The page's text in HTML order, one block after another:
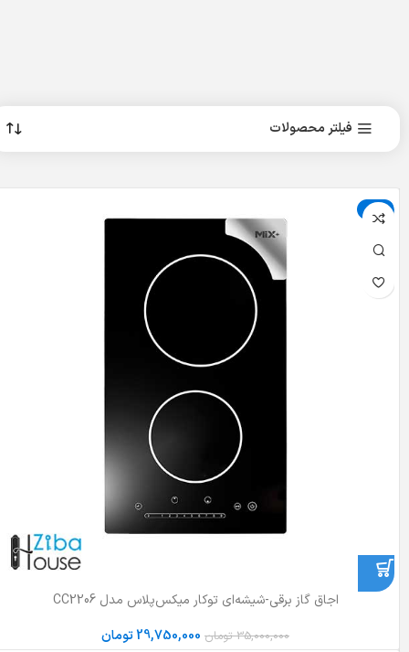
فیلتر محصولات
حراج
اجاق گاز برقی-شیشه‌ای توکار میکس‌پلاس مدل CC2206
35,000,000 تومان 29,750,000تومان